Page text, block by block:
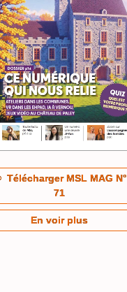
Télécharger MSL MAG N°
71
En voir plus